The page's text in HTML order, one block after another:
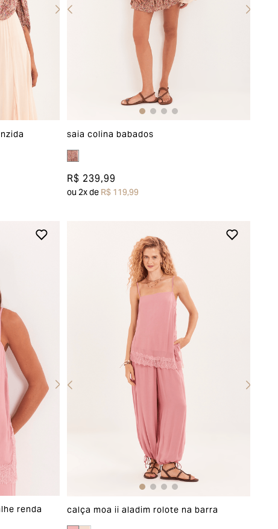
saia colina babados
R$ 239,99
ou2x deR$ 119,99
renda calça moa ii aladim rolote na barra